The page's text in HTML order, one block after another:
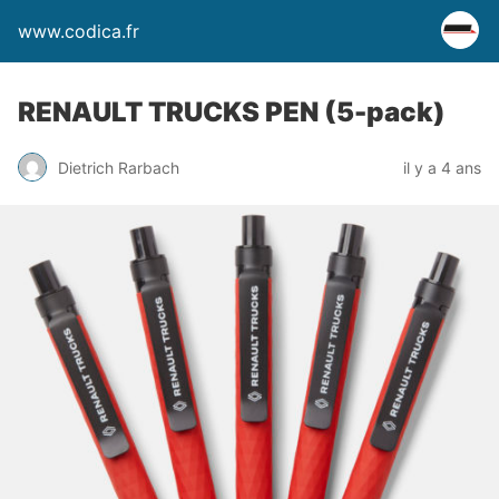
www.codica.fr
RENAULT TRUCKS PEN (5-pack)
Dietrich Rarbach il y a 4 ans